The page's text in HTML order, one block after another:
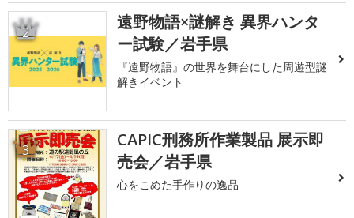
2
遠野物語×謎解き 異界ハンタ
ー試験／岩手県
『遠野物語』の世界を舞台にした周遊型謎
解きイベント
3
CAPIC刑務所作業製品 展示即
売会／岩手県
心をこめた手作りの逸品